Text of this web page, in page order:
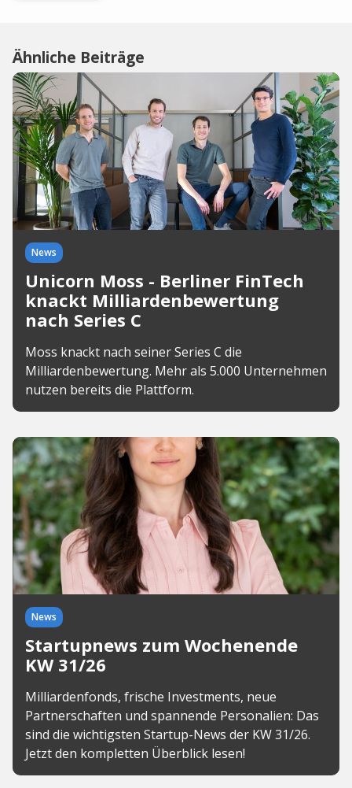
Ähnliche Beiträge
News
Unicorn Moss - Berliner FinTech
knackt Milliardenbewertung
nach Series C
Moss knackt nach seiner Series C die
Milliardenbewertung. Mehr als 5.000 Unternehmen
nutzen bereits die Plattform.
News
Startupnews zum Wochenende
KW 31/26
Milliardenfonds, frische Investments, neue
Partnerschaften und spannende Personalien: Das
sind die wichtigsten Startup-News der KW 31/26.
Jetzt den kompletten Überblick lesen!